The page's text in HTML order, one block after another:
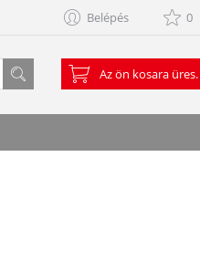
Belépés 0
Az ön kosara üres.